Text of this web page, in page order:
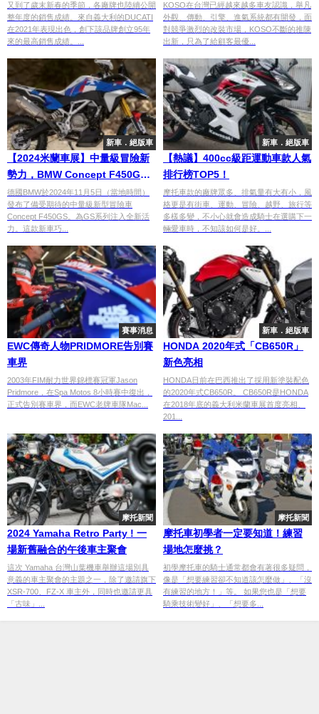
又到了歲末新春的季節，各廠牌也陸續公開
整年度的銷售成績。來自義大利的DUCATI
在2021年表現出色，創下該品牌創立95年
來的最高銷售成績。...
KOSO在台灣已經越來越多車友認識，舉凡
外觀、傳動、引擎、進氣系統都有開發，面
對競爭激烈的改裝市場，KOSO不斷的推陳
出新，只為了給顧客最優...
新車．絕版車
【2024米蘭車展】中量級冒險新
勢力，BMW Concept F450GS
新登場
德國BMW於2024年11月5日（當地時間）
發布了備受期待的中量級新型冒險車
Concept F450GS。為GS系列注入全新活
力。這款新車巧...
新車．絕版車
【熱議】400cc級距運動車款人氣
排行榜TOP5！
摩托車款的廠牌眾多、排氣量有大有小，風
格更是有街車、運動、冒險、越野、旅行等
多樣多變，不小心就會造成騎士在選購下一
輛愛車時，不知該如何是好。...
賽事消息
EWC傳奇人物PRIDMORE告別賽
車界
2003年FIM耐力世界錦標賽冠軍Jason
Pridmore，在Spa Motos 8小時賽中復出，
正式告別賽車界，而EWC老牌車隊Mac...
新車．絕版車
HONDA 2020年式「CB650R」
新色亮相
HONDA日前在巴西推出了採用新塗裝配色
的2020年式CB650R。 CB650R是HONDA
在2018年底的義大利米蘭車展首度亮相、
201...
摩托新聞
2024 Yamaha Retro Party ! 一
場新舊融合的午後車主聚會
這次 Yamaha 台灣山葉機車舉辦這場別具
意義的車主聚會的主題之一，除了邀請旗下
XSR-700、FZ-X 車主外，同時也邀請更具
「古味」...
摩托新聞
摩托車初學者一定要知道！練習
場地怎麼挑？
初學摩托車的騎士通常都會有著很多疑問，
像是「想要練習卻不知道該怎麼做」、「沒
有練習的地方！」等。 如果您也是「想要
騎乘技術變好」、「想要多...